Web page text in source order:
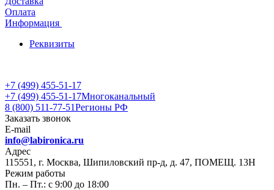
Оплата
Информация
Реквизиты
+7 (499) 455-51-17
+7 (499) 455-51-17Многоканальный
8 (800) 511-77-51Регионы РФ
Заказать звонок
E-mail
info@labironica.ru
Адрес
115551, г. Москва, Шипиловский пр-д, д. 47, ПОМЕЩ. 13Н
Режим работы
Пн. – Пт.: с 9:00 до 18:00